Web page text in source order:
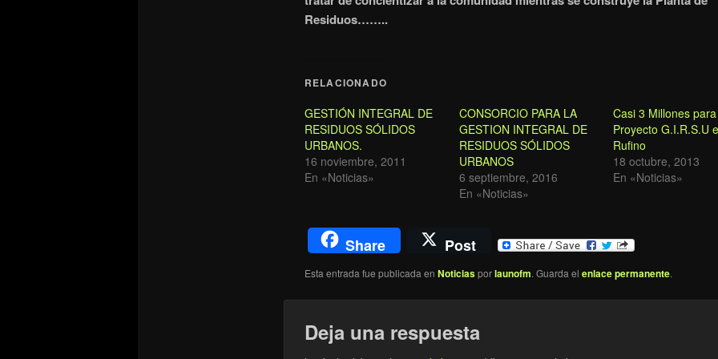
Residuos……..
RELACIONADO
GESTIÓN INTEGRAL DE
RESIDUOS SÓLIDOS
URBANOS.
16 noviembre, 2011
En «Noticias»
CONSORCIO PARA LA
GESTION INTEGRAL DE
RESIDUOS SÓLIDOS
URBANOS
6 septiembre, 2016
En «Noticias»
Casi 3 Millones
Proyecto G.I.R.S.U
Rufino
18 octubre, 2013
En «Noticias»
Share Post
Esta entrada fue publicada en Noticiasporlaunofm. Guarda el enlace permanente.
Deja una respuesta